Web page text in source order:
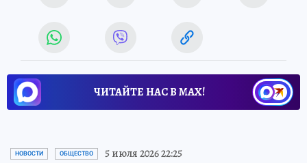
ЧИТАЙТЕ НАС В МАХ!
НОВОСТИ ОБЩЕСТВО 5 июля 2026 22:25